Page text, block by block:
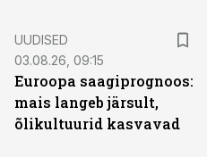
UUDISED
03.08.26, 09:15
Euroopa saagiprognoos:
mais langeb järsult,
õlikultuurid kasvavad